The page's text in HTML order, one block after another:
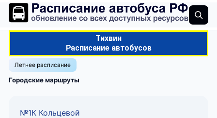
Тихвин
Расписание автобусов
Летнее расписание
Городские маршруты
№1К Кольцевой